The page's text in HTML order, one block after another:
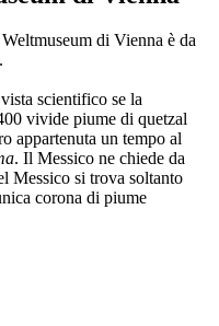
di Vienna è da
scientifico se la
vivide piume di quetzal
appartenuta un tempo al
. Il Messico ne chiede da
Messico si trova soltanto
corona di piume